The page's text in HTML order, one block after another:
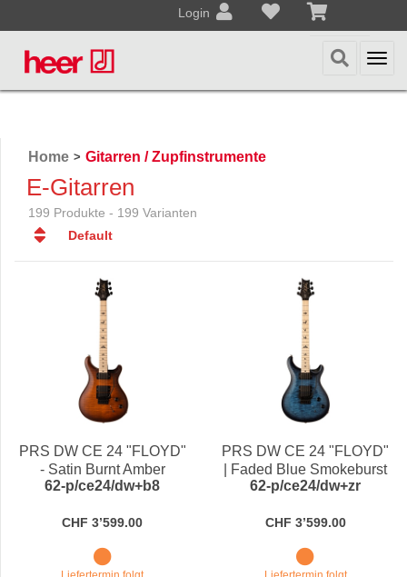
Login
Home > Gitarren / Zupfinstrumente
E-Gitarren
199 Produkte - 199 Varianten
Default
Default
Datum
Datum
Name
Name
Preis
Preis
PRS DW CE 24 "FLOYD"
- Satin Burnt Amber
Smokeburst
62-p/ce24/dw+b8
CHF 3’599.00
PRS DW CE 24 "FLOYD"
| Faded Blue Smokeburst
62-p/ce24/dw+zr
CHF 3’599.00